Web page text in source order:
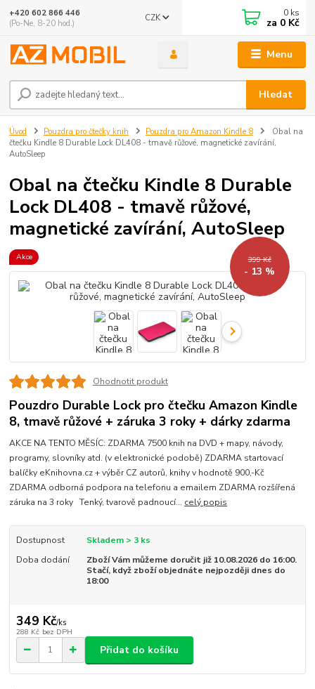
Menu
CZK
Hledat
+420 602 866 446
(Po-Ne, 8-20 hod.)
0 ks
za 0 Kč
Úvod Pouzdra pro čtečky knih Pouzdra pro Amazon Kindle 8
Obal na
čtečku Kindle 8 Durable Lock DL408 - tmavě růžové, magnetické zavírání,
AutoSleep
Obal na čtečku Kindle 8 Durable
Lock DL408 - tmavě růžové,
magnetické zavírání, AutoSleep
Akce 399 Kč
- 13 %
Ohodnotit produkt
Pouzdro Durable Lock pro čtečku Amazon Kindle
8, tmavě růžové + záruka 3 roky + dárky zdarma
AKCE NA TENTO MĚSÍC: ZDARMA 7500 knih na DVD + mapy, návody,
programy, slovníky atd. (v elektronické podobě) ZDARMA startovací
balíčky eKnihovna.cz + výběr CZ autorů, knihy v hodnotě 900,-Kč
ZDARMA odborná podpora na telefonu a emailem ZDARMA rozšířená
záruka na 3 roky Tenký, tvarově padnoucí... celý popis
Dostupnost
Skladem > 3 ks
Doba dodání
Zboží Vám můžeme doručit již 10.08.2026 do 16:00.
Stačí, když zboží objednáte nejpozději dnes do
18:00
349 Kč/ks
288 Kč bez DPH
Přidat do košíku